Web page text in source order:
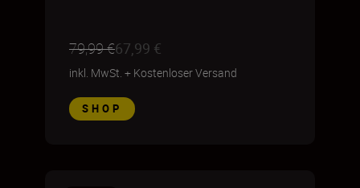
79,99 €67,99 €
inkl. MwSt. + Kostenloser Versand
SHOP